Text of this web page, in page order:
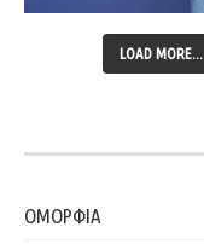
LOAD MORE...
ΟΜΟΡΦΙΑ